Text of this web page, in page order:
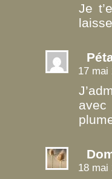
Je
17 mai
18 mai